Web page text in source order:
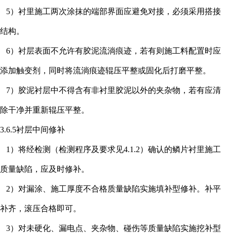
5）衬里施工两次涂抹的端部界面应避免对接，必须采用搭接
结构。
6）衬层表面不允许有胶泥流淌痕迹，若有则施工料配置时应
添加触变剂，同时将流淌痕迹辊压平整或固化后打磨平整。
7）胶泥衬层中不得含有非衬里胶泥以外的夹杂物，若有应清
除干净并重新辊压平整。
3.6.5衬层中间修补
1）将经检测（检测程序及要求见4.1.2）确认的鳞片衬里施工
质量缺陷，应及时修补。
2）对漏涂、施工厚度不合格质量缺陷实施填补型修补。补平
补齐，滚压合格即可。
3）对未硬化、漏电点、夹杂物、碰伤等质量缺陷实施挖补型